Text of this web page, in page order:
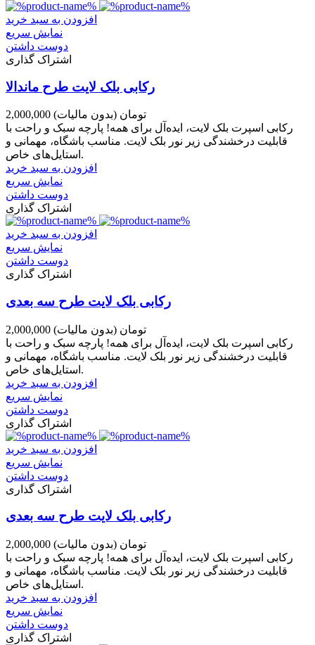
افزودن به سبد خرید
نمایش سریع
دوست داشتن
اشتراک گذاری
رکابی بلک لایت طرح ماندالا
2,000,000 تومان (بدون مالیات)
رکابی اسپرت بلک لایت، ایده‌آل برای همه! پارچه سبک و راحت با
قابلیت درخشندگی زیر نور بلک لایت. مناسب باشگاه، مهمانی و
استایل‌های خاص.
افزودن به سبد خرید
نمایش سریع
دوست داشتن
اشتراک گذاری
افزودن به سبد خرید
نمایش سریع
دوست داشتن
اشتراک گذاری
رکابی بلک لایت طرح سه بعدی
2,000,000 تومان (بدون مالیات)
رکابی اسپرت بلک لایت، ایده‌آل برای همه! پارچه سبک و راحت با
قابلیت درخشندگی زیر نور بلک لایت. مناسب باشگاه، مهمانی و
استایل‌های خاص.
افزودن به سبد خرید
نمایش سریع
دوست داشتن
اشتراک گذاری
افزودن به سبد خرید
نمایش سریع
دوست داشتن
اشتراک گذاری
رکابی بلک لایت طرح سه بعدی
2,000,000 تومان (بدون مالیات)
رکابی اسپرت بلک لایت، ایده‌آل برای همه! پارچه سبک و راحت با
قابلیت درخشندگی زیر نور بلک لایت. مناسب باشگاه، مهمانی و
استایل‌های خاص.
افزودن به سبد خرید
نمایش سریع
دوست داشتن
اشتراک گذاری